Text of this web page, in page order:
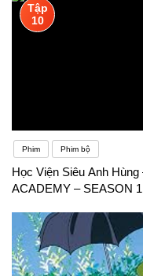
Tập
10
Phim Phim bộ
Học Viện Siêu Anh
ACADEMY – SEASON